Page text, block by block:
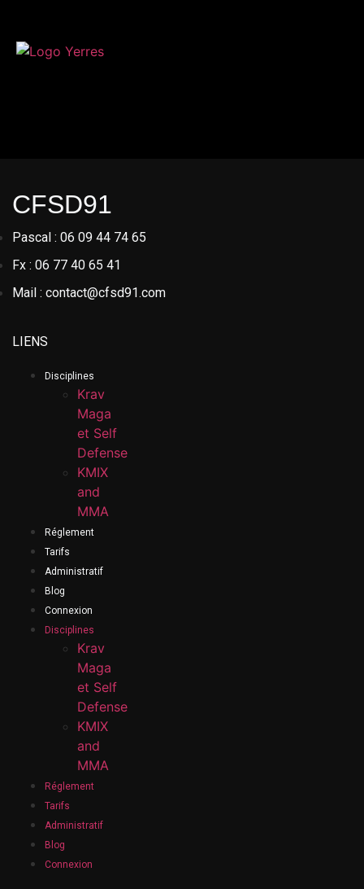
CFSD91
Pascal : 06 09 44 74 65
Fx : 06 77 40 65 41
Mail : contact@cfsd91.com
LIENS
Disciplines
Krav
Maga
et Self
Defense
KMIX
and
MMA
Réglement
Tarifs
Administratif
Blog
Connexion
Disciplines
Krav
Maga
et Self
Defense
KMIX
and
MMA
Réglement
Tarifs
Administratif
Blog
Connexion